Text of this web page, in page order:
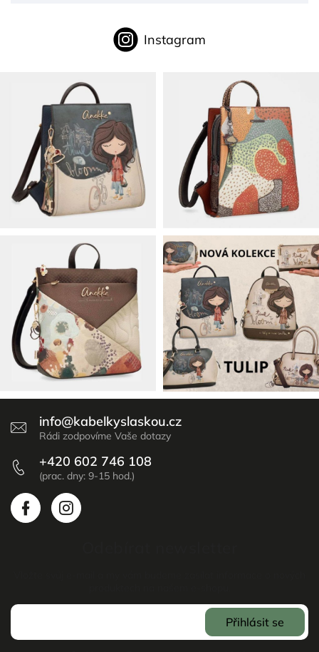
Instagram
info@kabelkyslaskou.cz
+420 602 746 108
Přihlásit se